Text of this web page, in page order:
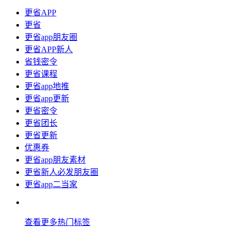
更省APP
更省
更省app朋友圈
更省APP新人
省钱密令
更省课程
更省app地推
更省app更新
更省密令
更省团长
更省更新
优惠券
更省app朋友素材
更省新人必发朋友圈
更省app二当家
查看更多热门标签